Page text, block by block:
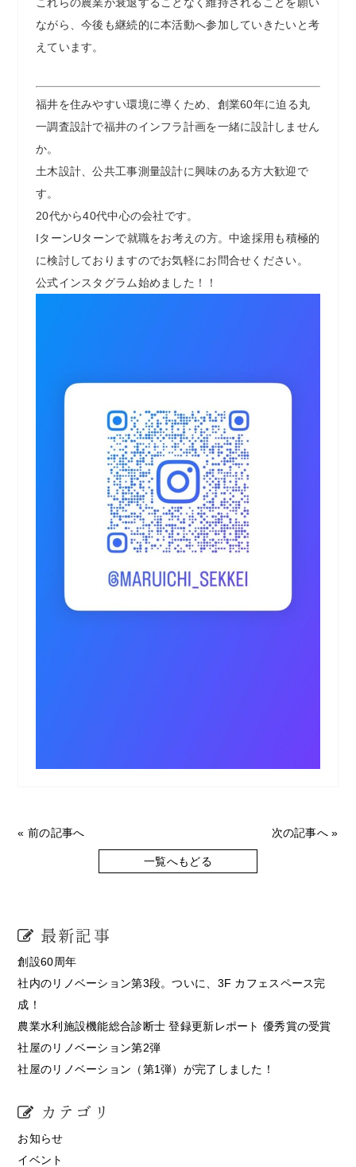
ながら、今後も継続的に本活動へ参加していきたいと考
えています。
福井を住みやすい環境に導くため、創業60年に迫る丸
一調査設計で福井のインフラ計画を一緒に設計しません
か。
土木設計、公共工事測量設計に興味のある方大歓迎で
す。
20代から40代中心の会社です。
IターンUターンで就職をお考えの方。中途採用も積極的
に検討しておりますのでお気軽にお問合せください。
公式インスタグラム始めました！！
« 前の記事へ 次の記事へ »
一覧へもどる
最新記事
創設60周年
社内のリノベーション第3段。ついに、3F カフェスペース完
成！
農業水利施設機能総合診断士 登録更新レポート 優秀賞の受賞
社屋のリノベーション第2弾
社屋のリノベーション（第1弾）が完了しました！
カテゴリ
お知らせ
イベント